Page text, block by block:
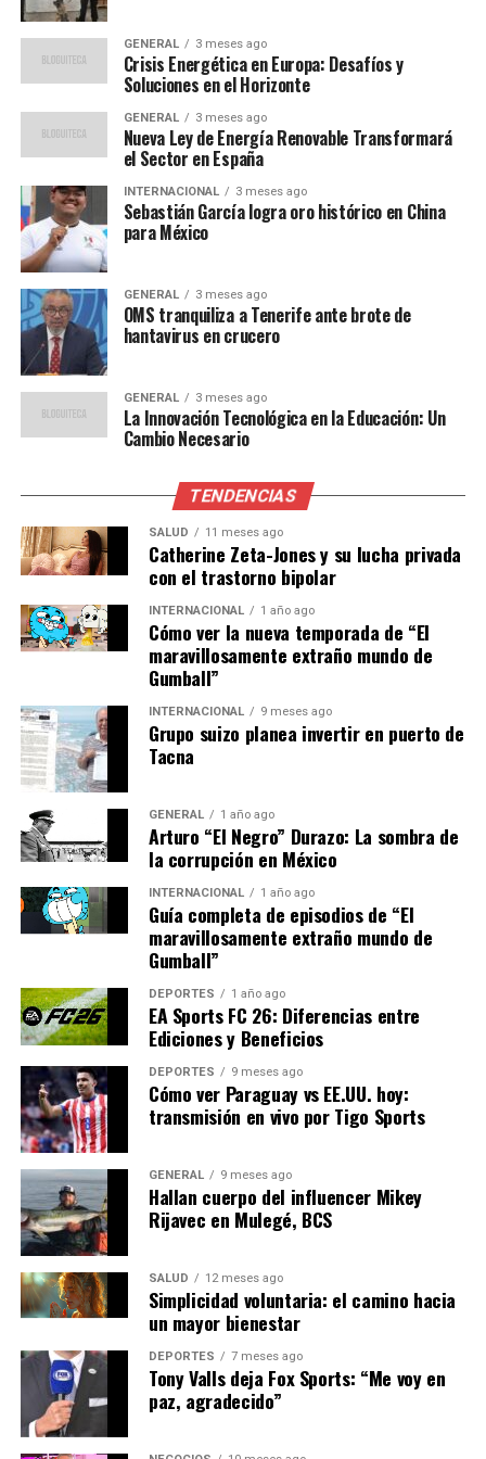
ha llevado a Casares a exigir que el PP, que gobierna en
coalición con Vox en varias localidades, reconsidere sus
alianzas.
Reacciones Políticas
Las reacciones al llamamiento de Casares no se han
hecho esperar. Desde el PSOE, se ha insistido en la
necesidad de una condena clara y contundente de
cualquier forma de violencia política. Por su parte, el PP
aún no ha emitido una declaración oficial sobre el
incidente, lo que ha generado críticas por parte de
algunos sectores que consideran que el silencio podría
interpretarse como complicidad.
Expertos en política regional han señalado que la
situación en Cantabria es un reflejo de la creciente
tensión política en toda España.
polarización actual,”comentó María González,
analista política de la Universidad de Cantabria.
“Es crucial que los partidos
políticos condenen estos
actos para evitar que se
normalicen,”
añadió.
Implicaciones y Futuro
El incidente ha puesto de manifiesto la necesidad de un
diálogo político más constructivo y menos
confrontacional. La llamada de Casares al PP para
romper sus lazos con Vox podría ser un punto de
inflexión en la política local, obligando a los partidos a
reevaluar sus alianzas y estrategias.
A medida que se acercan las elecciones municipales, el
clima político en Cantabria y en otras regiones de
España podría volverse aún más tenso. La forma en que
los partidos manejen esta situación podría tener un
impacto significativo en sus perspectivas electorales.
En conclusión, el llamamiento de Pedro Casares al PP no
solo busca una condena de un acto de violencia política,
sino que también subraya la importancia de mantener la
integridad democrática en tiempos de creciente
polarización. El desenlace de esta situación podría
sentar un precedente para el manejo de la violencia
política en el futuro.
NOTICIAS RELACIONADAS:
SIGUIENTE
GENERAL 3 meses ago
Crisis Energética en Europa: Desafíos y
Soluciones en el Horizonte
GENERAL 3 meses ago
Nueva Ley de Energía Renovable Transformará
el Sector en España
INTERNACIONAL 3 meses ago
Sebastián García logra oro histórico en China
para México
GENERAL 3 meses ago
OMS tranquiliza a Tenerife ante brote de
hantavirus en crucero
GENERAL 3 meses ago
La Innovación Tecnológica en la Educación: Un
Cambio Necesario
TENDENCIAS
SALUD 11 meses ago
Catherine Zeta-Jones y su lucha privada
con el trastorno bipolar
INTERNACIONAL 1 año ago
Cómo ver la nueva temporada de “El
maravillosamente extraño mundo de
Gumball”
INTERNACIONAL 9 meses ago
Grupo suizo planea invertir en puerto de
Tacna
GENERAL 1 año ago
Arturo “El Negro” Durazo: La sombra de
la corrupción en México
INTERNACIONAL 1 año ago
Guía completa de episodios de “El
maravillosamente extraño mundo de
Gumball”
DEPORTES 1 año ago
EA Sports FC 26: Diferencias entre
Ediciones y Beneficios
DEPORTES 9 meses ago
Cómo ver Paraguay vs EE.UU. hoy:
transmisión en vivo por Tigo Sports
GENERAL 9 meses ago
Hallan cuerpo del influencer Mikey
Rijavec en Mulegé, BCS
SALUD 12 meses ago
Simplicidad voluntaria: el camino hacia
un mayor bienestar
DEPORTES 7 meses ago
Tony Valls deja Fox Sports: “Me voy en
paz, agradecido”